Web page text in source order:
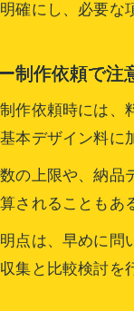
確にし、必要な
制作依頼で注
作依頼時には、
本デザイン料に
の上限や、納
されることもあ
点は、早めに問
集と比較検討を